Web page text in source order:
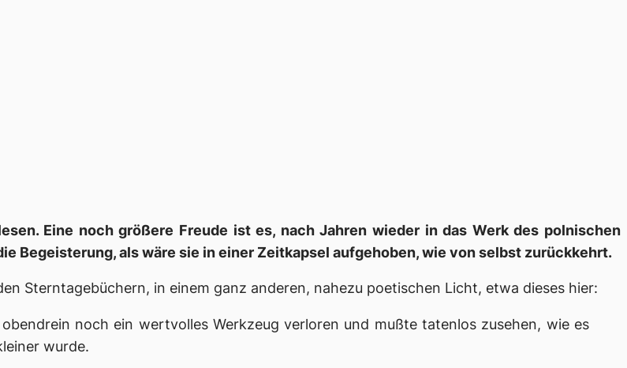
Eine noch größere Freude ist es, nach Jahren wieder in das Werk des polnischen
Begeisterung, als wäre sie in einer Zeitkapsel aufgehoben, wie von selbst zurückkehrt.
Sterntagebüchern, in einem ganz anderen, nahezu poetischen Licht, etwa dieses hier:
noch ein wertvolles Werkzeug verloren und mußte tatenlos zusehen, wie es
wurde.